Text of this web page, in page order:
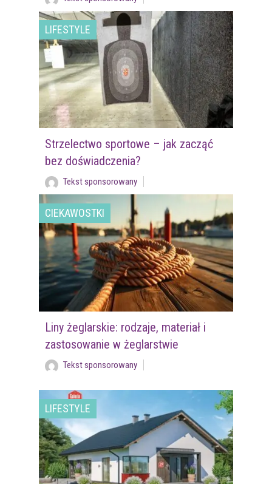
LIFESTYLE
Strzelectwo sportowe – jak zacząć
bez doświadczenia?
Tekst sponsorowany
CIEKAWOSTKI
Liny żeglarskie: rodzaje, materiał i
zastosowanie w żeglarstwie
Tekst sponsorowany
LIFESTYLE